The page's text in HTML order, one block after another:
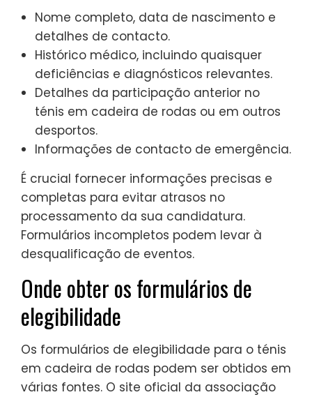
Nome completo, data de nascimento e
detalhes de contacto.
Histórico médico, incluindo quaisquer
deficiências e diagnósticos relevantes.
Detalhes da participação anterior no
ténis em cadeira de rodas ou em outros
desportos.
Informações de contacto de emergência.
É crucial fornecer informações precisas e
completas para evitar atrasos no
processamento da sua candidatura.
Formulários incompletos podem levar à
desqualificação de eventos.
Onde obter os formulários de
elegibilidade
Os formulários de elegibilidade para o ténis
em cadeira de rodas podem ser obtidos em
várias fontes. O site oficial da associação